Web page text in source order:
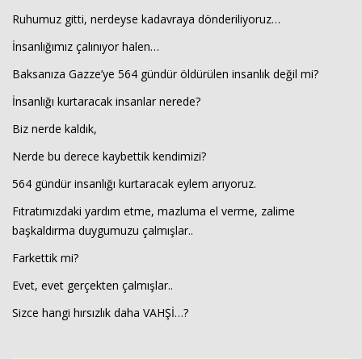
Ruhumuz gitti, nerdeyse kadavraya dönderiliyoruz…
İnsanlığımız çalınıyor halen…
Baksanıza Gazze’ye 564 gündür öldürülen insanlık değil mi?
İnsanlığı kurtaracak insanlar nerede?
Biz nerde kaldık,
Nerde bu derece kaybettik kendimizi?
564 gündür insanlığı kurtaracak eylem arıyoruz.
Fıtratımızdaki yardım etme, mazluma el verme, zalime
başkaldırma duygumuzu çalmışlar..
Farkettik mi?
Evet, evet gerçekten çalmışlar..
Sizce hangi hırsızlık daha VAHŞİ…?